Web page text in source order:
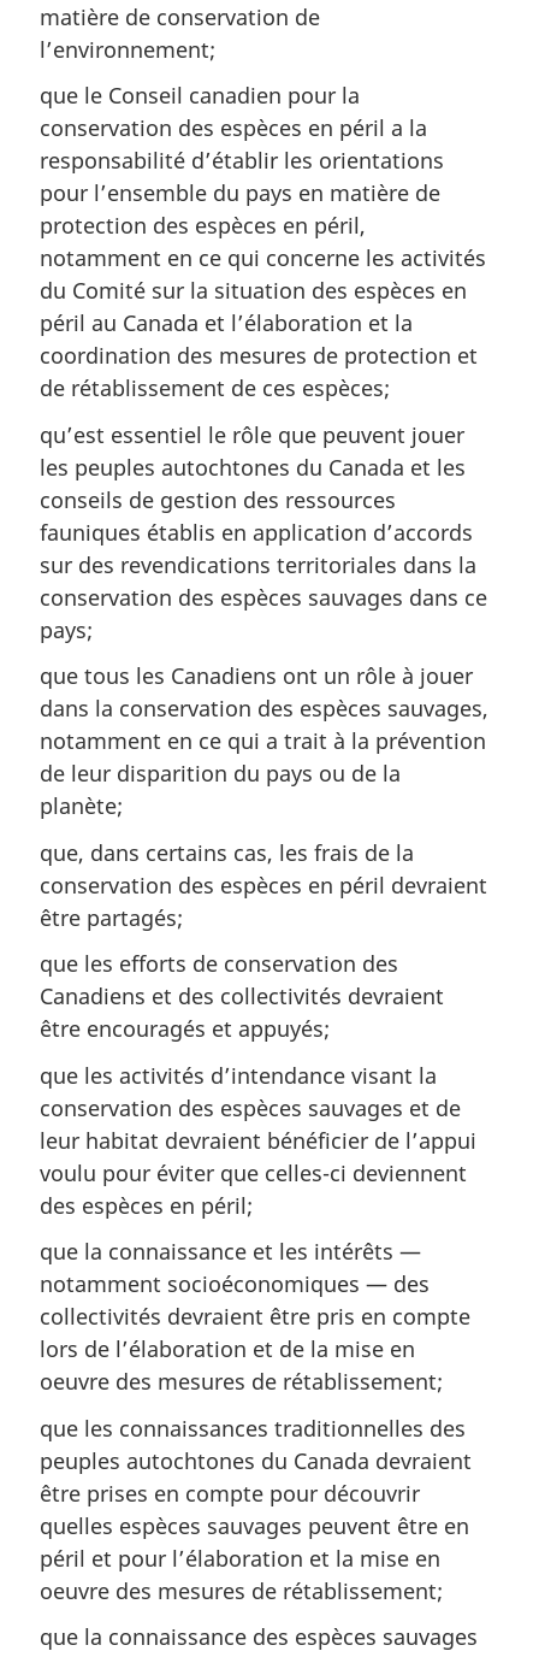
matière de conservation de
l’environnement;
que le Conseil canadien pour la
conservation des espèces en péril a la
responsabilité d’établir les orientations
pour l’ensemble du pays en matière de
protection des espèces en péril,
notamment en ce qui concerne les activités
du Comité sur la situation des espèces en
péril au Canada et l’élaboration et la
coordination des mesures de protection et
de rétablissement de ces espèces;
qu’est essentiel le rôle que peuvent jouer
les peuples autochtones du Canada et les
conseils de gestion des ressources
fauniques établis en application d’accords
sur des revendications territoriales dans la
conservation des espèces sauvages dans ce
pays;
que tous les Canadiens ont un rôle à jouer
dans la conservation des espèces sauvages,
notamment en ce qui a trait à la prévention
de leur disparition du pays ou de la
planète;
que, dans certains cas, les frais de la
conservation des espèces en péril devraient
être partagés;
que les efforts de conservation des
Canadiens et des collectivités devraient
être encouragés et appuyés;
que les activités d’intendance visant la
conservation des espèces sauvages et de
leur habitat devraient bénéficier de l’appui
voulu pour éviter que celles-ci deviennent
des espèces en péril;
que la connaissance et les intérêts —
notamment socioéconomiques — des
collectivités devraient être pris en compte
lors de l’élaboration et de la mise en
oeuvre des mesures de rétablissement;
que les connaissances traditionnelles des
peuples autochtones du Canada devraient
être prises en compte pour découvrir
quelles espèces sauvages peuvent être en
péril et pour l’élaboration et la mise en
oeuvre des mesures de rétablissement;
que la connaissance des espèces sauvages